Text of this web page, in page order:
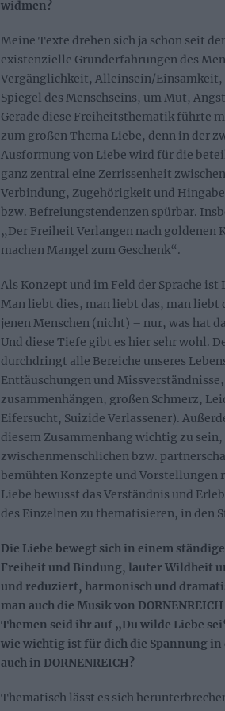
widmen?
Meine Texte drehen sich ja schon seit
existenzielle Grunderfahrungen des
Vergänglichkeit, Alleinsein/Einsamkeit,
Spiegel des Menschseins, um Mut,
Gerade diese Freiheitsthematik führte
zum großen Thema Liebe, denn in der
Ausformung von Liebe wird für die
ganz zentral eine Zerrissenheit
Verbindung, Zugehörigkeit und
bzw. Befreiungstendenzen spürbar.
„Der Freiheit Verlangen nach goldenen
machen Mangel zum Geschenk“.
Als Konzept und im Feld der Sprache ist
Man liebt dies, man liebt das, man liebt
jenen Menschen (nicht) – nur, was hat
Und diese Tiefe gibt es hier sehr wohl.
durchdringt alle Bereiche unseres
Enttäuschungen und
zusammenhängen, großen Schmerz,
Eifersucht, Suizide Verlassener).
diesem Zusammenhang wichtig zu sein,
zwischenmenschlichen bzw.
bemühten Konzepte und Vorstellungen
Liebe bewusst das Verständnis und
des Einzelnen zu thematisieren, in den
Die Liebe bewegt sich in einem
Freiheit und Bindung, lauter Wildheit
und reduziert, harmonisch und
man auch die Musik von
Themen seid ihr auf „Du wilde Liebe
wie wichtig ist für dich die Spannung
auch in DORNENREICH?
Thematisch lässt es sich